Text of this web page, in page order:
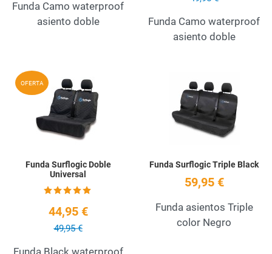
Funda Camo waterproof
asiento doble
Funda Camo waterproof
asiento doble
OFERTA
Funda Surflogic Doble
Universal
44,95 €
49,95 €
Funda Black waterproof
Funda Surflogic Triple Black
59,95 €
Funda asientos Triple
color Negro